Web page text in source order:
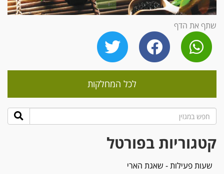
שתף את הדף
לכל המחלקות
קטגוריות בפורטל
שעות פעילות - שאגת הארי